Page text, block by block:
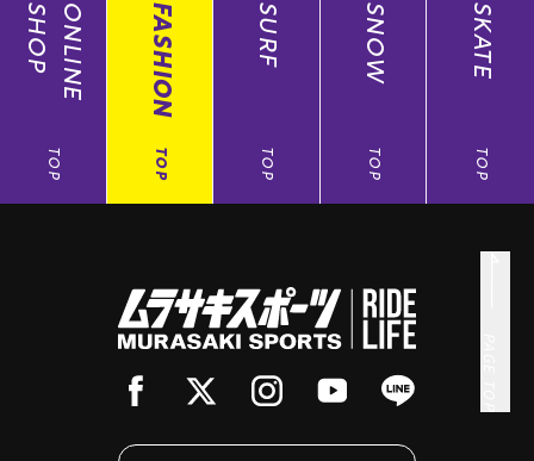
ONLINE
SHOP
TOP
FASHION
TOP
SURF
TOP
SNOW
TOP
SKATE
TOP